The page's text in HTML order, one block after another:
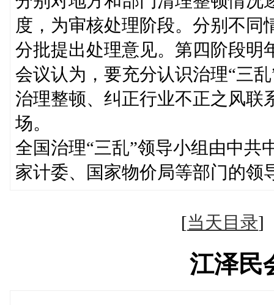
度，为审核处理阶段。分别不同
分批提出处理意见。第四阶段明
会议认为，要充分认识治理“三
治理整顿、纠正行业不正之风联
场。
全国治理“三乱”领导小组由中共
家计委、国家物价局等部门的领
[当天目录
江泽民